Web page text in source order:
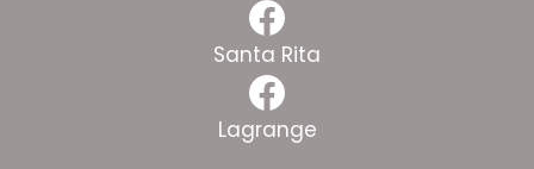
Facebook
Santa Rita
Facebook
Lagrange